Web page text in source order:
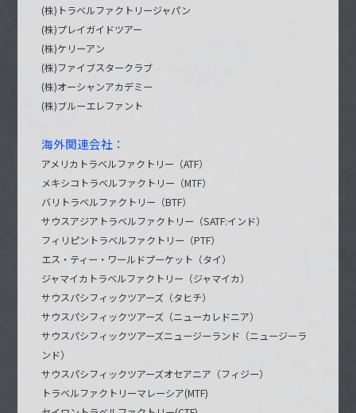
(株)トラベルファクトリージャパン
(株)プレイガイドツアー
(株)ケリーアン
(株)ファイブスタークラブ
(株)オーシャンアカデミー
(株)ブルーエレファント
海外関連会社：
アメリカトラベルファクトリー（ATF）
メキシコトラベルファクトリー（MTF）
バリトラベルファクトリー（BTF）
サウスアジアトラベルファクトリー（SATF:インド）
フィリピントラベルファクトリー（PTF）
エス・ティー・ワールドプーケット（タイ）
ジャマイカトラベルファクトリー（ジャマイカ）
サウスパシフィックツアーズ（タヒチ）
サウスパシフィックツアーズ（ニューカレドニア）
サウスパシフィックツアーズニュージーランド（ニュージーラ
ンド）
サウスパシフィックツアーズオセアニア（フィジー）
トラベルファクトリーマレーシア(MTF)